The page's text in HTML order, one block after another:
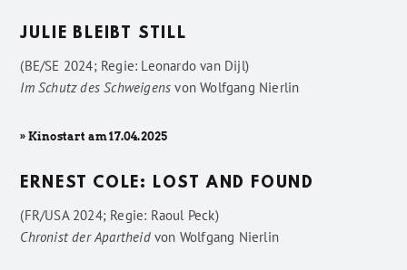
JULIE BLEIBT STILL
(BE/SE 2024; Regie: Leonardo van Dijl)
Im Schutz des Schweigens vonWolfgang Nierlin
» Kinostart am 17.04.2025
ERNEST COLE: LOST AND FOUND
(FR/USA 2024; Regie: Raoul Peck)
Chronist der Apartheidvon Wolfgang Nierlin